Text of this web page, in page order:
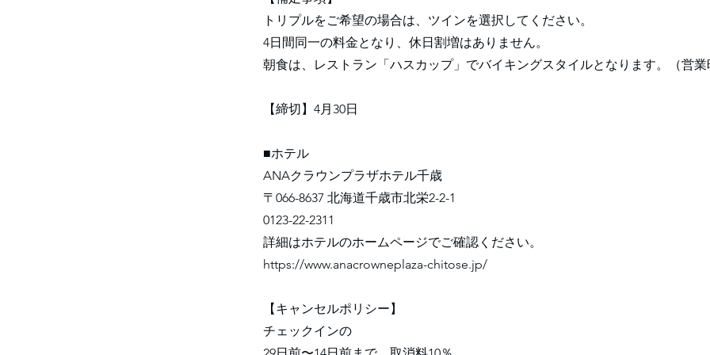
トリプルをご希望の場合は、ツインを選択してください。
4日間同一の料金となり、休日割増はありません。
朝食は、レストラン「ハスカップ」でバイキングスタイルとなります。（営業
【締切】4月30日
■ホテル
ANAクラウンプラザホテル千歳
〒066-8637 北海道千歳市北栄2-2-1
0123-22-2311
詳細はホテルのホームページでご確認ください。
https://www.anacrowneplaza-chitose.jp/
【キャンセルポリシー】
チェックインの